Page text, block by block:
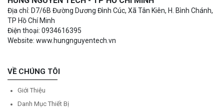
Địa chỉ: D7/6B Đường Dương Đình Cúc, Xã Tân Kiên, H. Bình Chánh,
TP Hồ Chí Minh
Điện thoại: 0934616395
Website: www.hungnguyentech.vn
VỀ CHÚNG TÔI
Giới Thiệu
Danh Mục Thiết Bị